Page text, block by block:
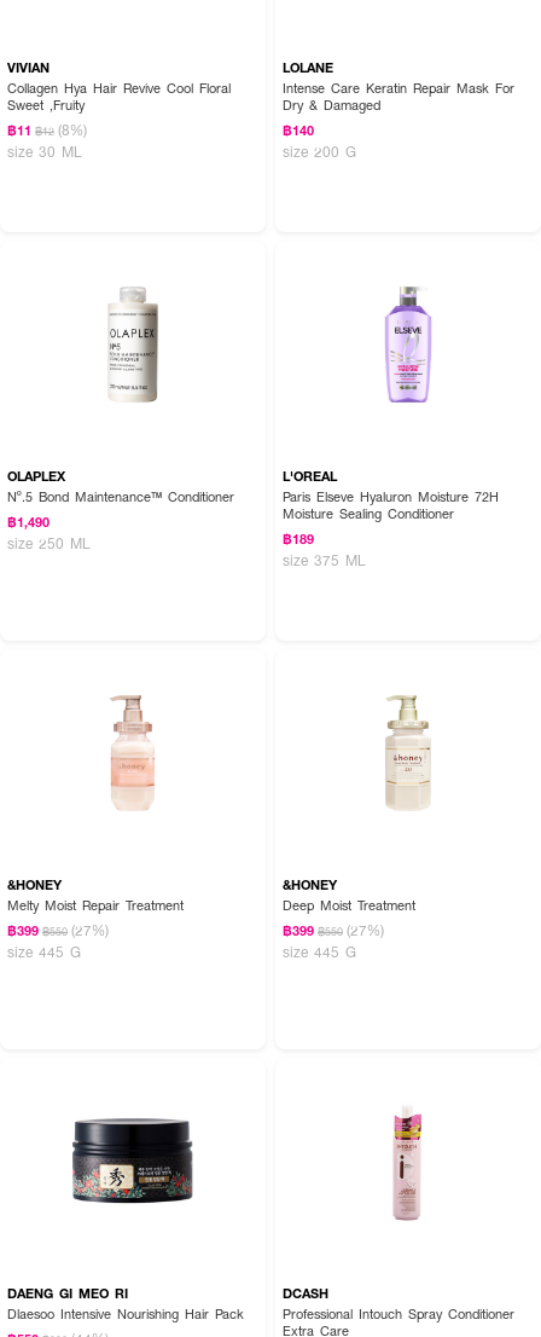
VIVIAN
Collagen Hya Hair Revive Cool Floral
Sweet ,Fruity
฿11 ฿12 (8%)
size 30 ML
LOLANE
Intense Care Keratin Repair Mask For
Dry & Damaged
฿140
size 200 G
OLAPLEX
Nº.5 Bond Maintenance™ Conditioner
฿1,490
size 250 ML
L'OREAL
Paris Elseve Hyaluron Moisture 72H
Moisture Sealing Conditioner
฿189
size 375 ML
&HONEY
Melty Moist Repair Treatment
฿399 ฿550 (27%)
size 445 G
&HONEY
Deep Moist Treatment
฿399 ฿550 (27%)
size 445 G
DAENG GI MEO RI
Dlaesoo Intensive Nourishing Hair Pack
DCASH
Professional Intouch Spray Conditioner
Extra Care